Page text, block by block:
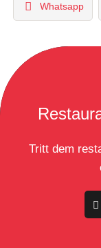
Whatsapp
Tritt dem